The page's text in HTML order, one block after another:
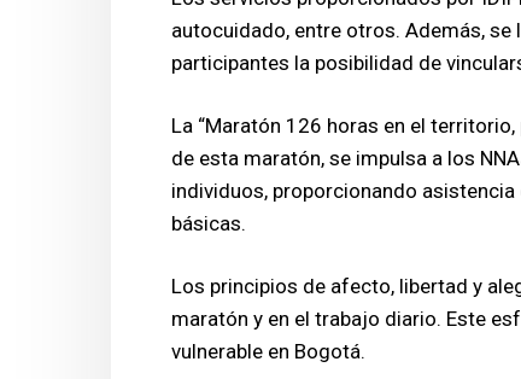
autocuidado, entre otros. Además,
participantes la posibilidad de
La “Maratón 126 horas en el
de esta maratón, se impulsa a los
individuos, proporcionando
básicas.
Los principios de afecto, libertad y
maratón y en el trabajo diario. Este
vulnerable en Bogotá.